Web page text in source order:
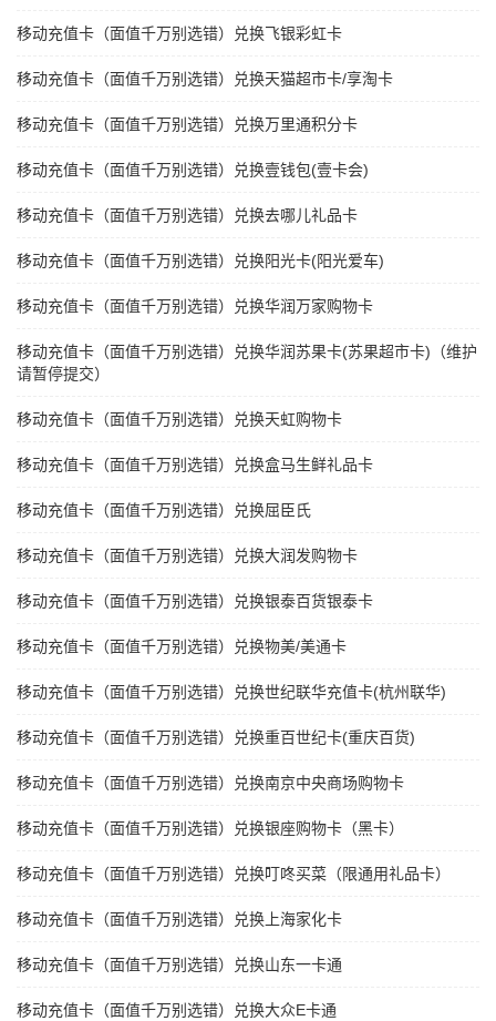
移动充值卡（面值千万别选错）兑换飞银彩虹卡
移动充值卡（面值千万别选错）兑换天猫超市卡/享淘卡
移动充值卡（面值千万别选错）兑换万里通积分卡
移动充值卡（面值千万别选错）兑换壹钱包(壹卡会)
移动充值卡（面值千万别选错）兑换去哪儿礼品卡
移动充值卡（面值千万别选错）兑换阳光卡(阳光爱车)
移动充值卡（面值千万别选错）兑换华润万家购物卡
移动充值卡（面值千万别选错）兑换华润苏果卡(苏果超市卡)（维护
请暂停提交）
移动充值卡（面值千万别选错）兑换天虹购物卡
移动充值卡（面值千万别选错）兑换盒马生鲜礼品卡
移动充值卡（面值千万别选错）兑换屈臣氏
移动充值卡（面值千万别选错）兑换大润发购物卡
移动充值卡（面值千万别选错）兑换银泰百货银泰卡
移动充值卡（面值千万别选错）兑换物美/美通卡
移动充值卡（面值千万别选错）兑换世纪联华充值卡(杭州联华)
移动充值卡（面值千万别选错）兑换重百世纪卡(重庆百货)
移动充值卡（面值千万别选错）兑换南京中央商场购物卡
移动充值卡（面值千万别选错）兑换银座购物卡（黑卡）
移动充值卡（面值千万别选错）兑换叮咚买菜（限通用礼品卡）
移动充值卡（面值千万别选错）兑换上海家化卡
移动充值卡（面值千万别选错）兑换山东一卡通
移动充值卡（面值千万别选错）兑换大众E卡通